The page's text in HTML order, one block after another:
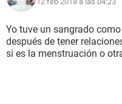
Yo tuve un sangrado
después de tener
si es la menstruación o